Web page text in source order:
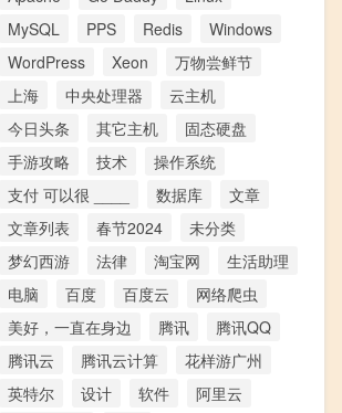
MySQL
PPS Redis
Windows
WordPress
Xeon
万物尝鲜节
上海
中央处理器
云主机
今日头条
其它主机
固态硬盘
手游攻略
技术
操作系统
支付 可以很 ____
数据库
文章
文章列表
春节2024
未分类
梦幻西游
法律 淘宝网
生活助理
电脑
百度 百度云
网络爬虫
美好，一直在身边
腾讯
腾讯QQ
腾讯云
腾讯云计算
花样游广州
英特尔
设计 软件
阿里云